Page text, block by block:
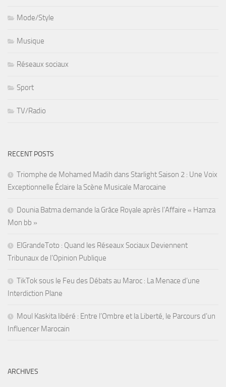
Mode/Style
Musique
Réseaux sociaux
Sport
TV/Radio
RECENT POSTS
Triomphe de Mohamed Madih dans Starlight Saison 2 : Une Voix
Exceptionnelle Éclaire la Scène Musicale Marocaine
Dounia Batma demande la Grâce Royale après l’Affaire « Hamza
Mon bb »
ElGrandeToto : Quand les Réseaux Sociaux Deviennent
Tribunaux de l’Opinion Publique
TikTok sous le Feu des Débats au Maroc : La Menace d’une
Interdiction Plane
Moul Kaskita libéré : Entre l’Ombre et la Liberté, le Parcours d’un
Influencer Marocain
ARCHIVES